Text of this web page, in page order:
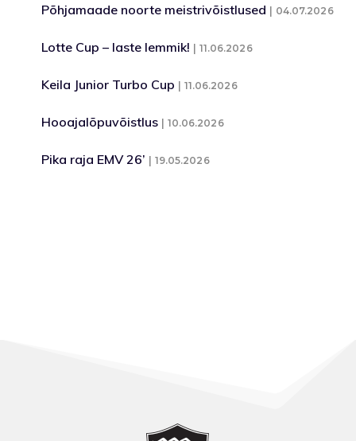
Põhjamaade noorte meistrivõistlused 04.07.2026
Lotte Cup – laste lemmik! 11.06.2026
Keila Junior Turbo Cup 11.06.2026
Hooajalõpuvõistlus 10.06.2026
Pika raja EMV 26’ 19.05.2026